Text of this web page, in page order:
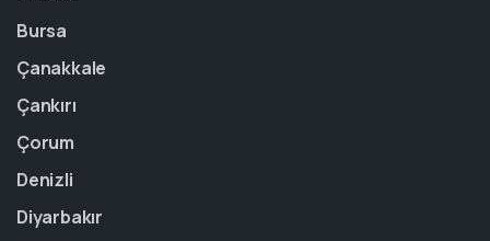
Bursa
Çanakkale
Çankırı
Çorum
Denizli
Diyarbakır